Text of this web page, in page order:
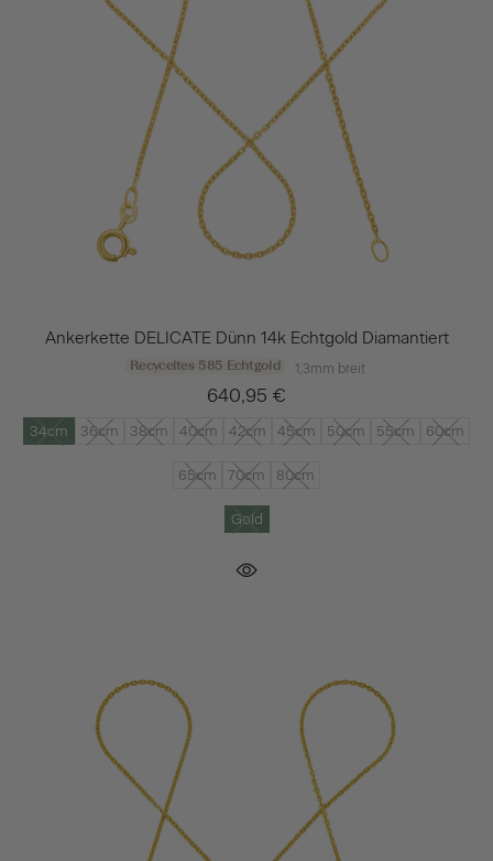
Ankerkette DELICATE Dünn 14k Echtgold Diamantiert
Recyceltes 585 Echtgold 1,3mm breit
640,95 €
34cm 36cm 38cm 40cm 42cm 45cm 50cm 55cm 60cm
65cm 70cm 80cm
Gold